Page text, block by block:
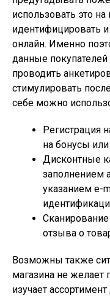
использовать это
идентифицировать
онлайн. Именно
данные покупателей
проводить
стимулировать
себе можно
Регистрация
на бонусы
Дисконтные
заполнением
указанием e-
отзыва о
Возможны также
магазина не желает
изучает